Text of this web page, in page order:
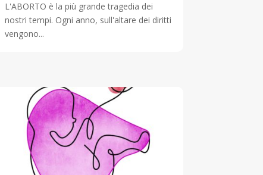
L'ABORTO è la più grande tragedia dei
nostri tempi. Ogni anno, sull'altare dei diritti
vengono...